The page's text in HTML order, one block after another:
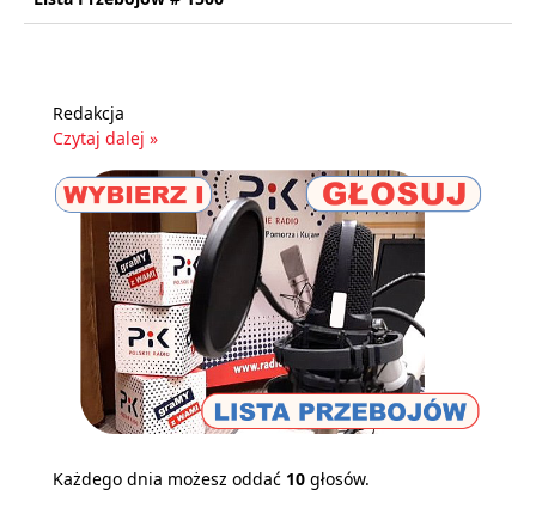
Redakcja
Czytaj dalej »
Każdego dnia możesz oddać 10 głosów.